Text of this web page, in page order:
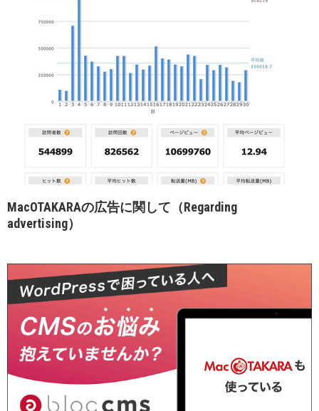
MacOTAKARAの広告に関して（Regarding
advertising）